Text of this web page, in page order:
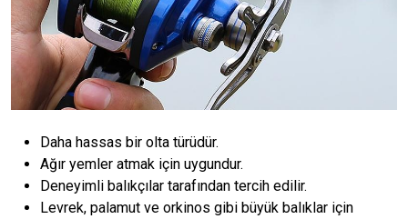
Daha hassas bir olta türüdür.
Ağır yemler atmak için uygundur.
Deneyimli balıkçılar tarafından tercih edilir.
Levrek, palamut ve orkinos gibi büyük balıklar için